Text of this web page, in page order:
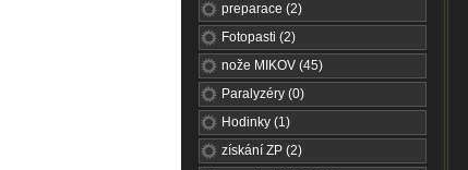
preparace (2)
Fotopasti (2)
nože MIKOV (45)
Paralyzéry (0)
Hodinky (1)
získání ZP (2)